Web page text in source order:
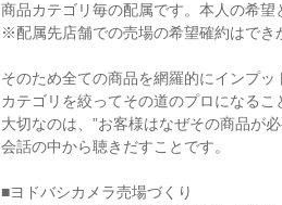
商品カテゴリ毎の配属です。本人の希望
※配属先店舗での売場の希望確約はでき
そのため全ての商品を網羅的にインプッ
カテゴリを絞ってその道のプロになるこ
大切なのは、”お客様はなぜその商品が
会話の中から聴きだすことです。
■ヨドバシカメラ売場づくり